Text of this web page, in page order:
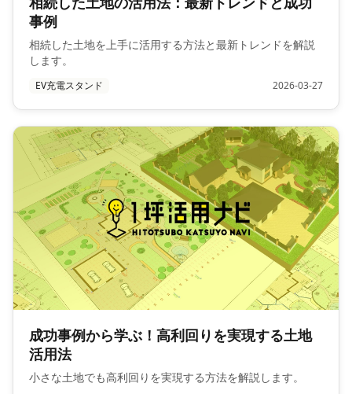
事例
相続した土地を上手に活用する方法と最新トレンドを解説
します。
EV充電スタンド 2026-03-27
成功事例から学ぶ！高利回りを実現する土地
活用法
小さな土地でも高利回りを実現する方法を解説します。